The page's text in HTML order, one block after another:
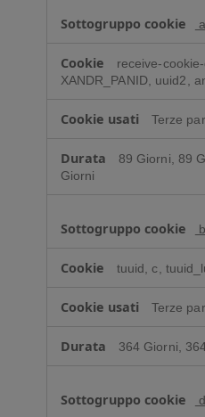
receive-
XANDR_PANID, uuid2,
Terze
89 Giorni, 89
Giorni
tuuid, c,
Terze
364 Giorni,